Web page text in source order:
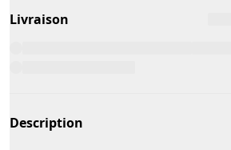
Livraison
Description